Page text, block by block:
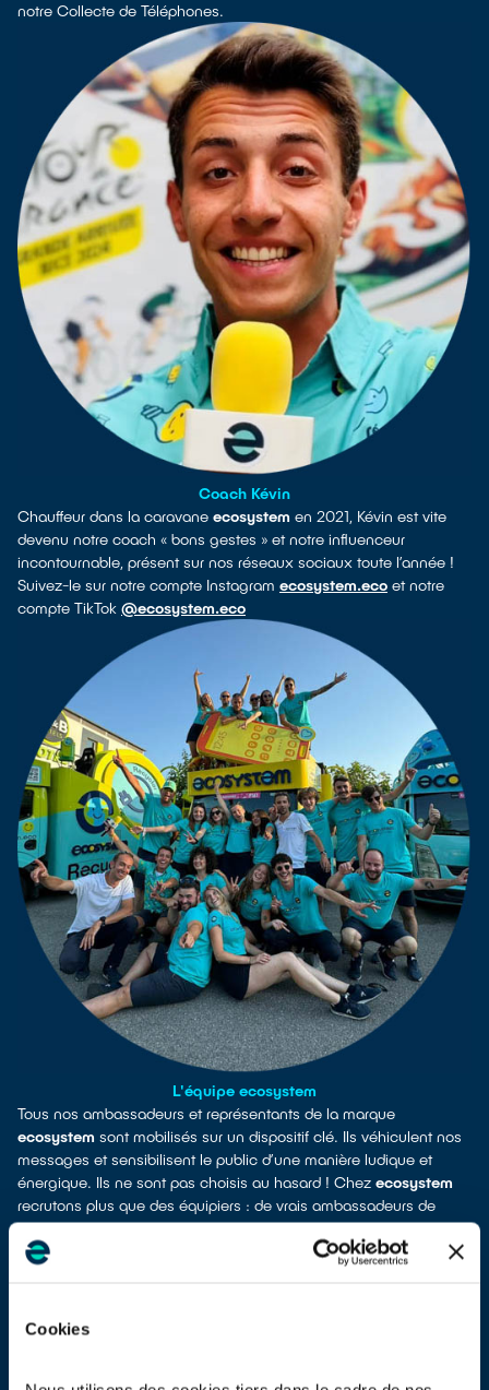
Cookies
notre Collecte de Téléphones.
Coach Kévin
Chauffeur dans la caravane ecosystem en 2021, Kévin est vite
devenu notre coach « bons gestes » et notre influenceur
incontournable, présent sur nos réseaux sociaux toute l’année !
Suivez-le sur notre compte Instagram ecosystem.eco et notre
compte TikTok @ecosystem.eco
L'équipe ecosystem
Tous nos ambassadeurs et représentants de la marque
ecosystem sont mobilisés sur un dispositif clé. Ils véhiculent nos
messages et sensibilisent le public d’une manière ludique et
énergique. Ils ne sont pas choisis au hasard ! Chez ecosystem
recrutons plus que des équipiers : de vrais ambassadeurs de
marque !